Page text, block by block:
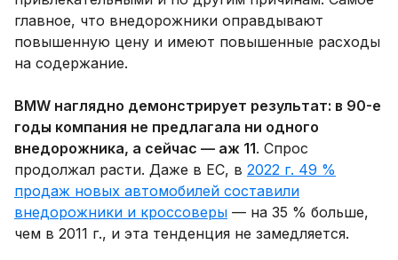
главное, что внедорожники оправдывают
повышенную цену и имеют повышенные расходы
на содержание.
BMW наглядно демонстрирует результат: в 90-е
годы компания не предлагала ни одного
внедорожника, а сейчас — аж 11. Спрос
продолжал расти. Даже в ЕС, в 2022 г. 49 %
продаж новых автомобилей составили
внедорожники и кроссоверы — на 35 % больше,
чем в 2011 г., и эта тенденция не замедляется.